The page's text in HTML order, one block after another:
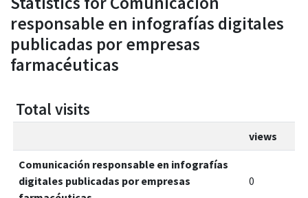
responsable en infografías digitales
publicadas por empresas
farmacéuticas
Total visits
views
Comunicación responsable en infografías
digitales publicadas por empresas
0